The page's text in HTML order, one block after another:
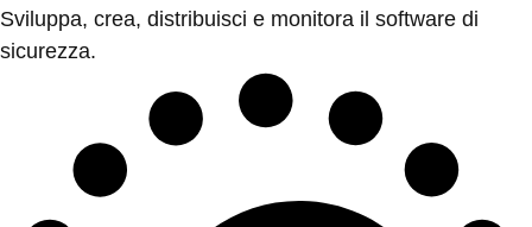
Sviluppa, crea, distribuisci e monitora il software di
sicurezza.